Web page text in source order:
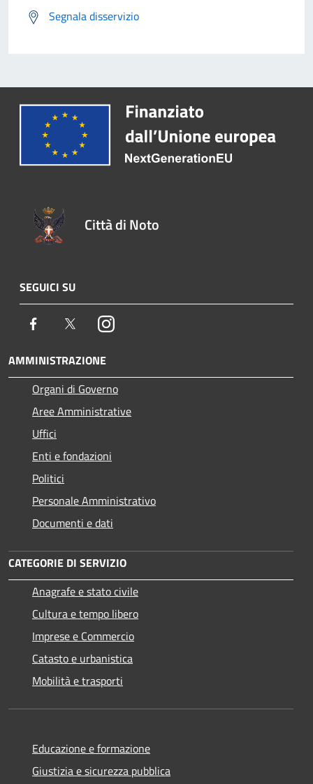
Segnala disservizio
Città di Noto
SEGUICI SU
Facebook TwitterInstagram
AMMINISTRAZIONE
Organi di Governo
Aree Amministrative
Uffici
Enti e fondazioni
Politici
Personale Amministrativo
Documenti e dati
CATEGORIE DI SERVIZIO
Anagrafe e stato civile
Cultura e tempo libero
Imprese e Commercio
Catasto e urbanistica
Mobilità e trasporti
Educazione e formazione
Giustizia e sicurezza pubblica